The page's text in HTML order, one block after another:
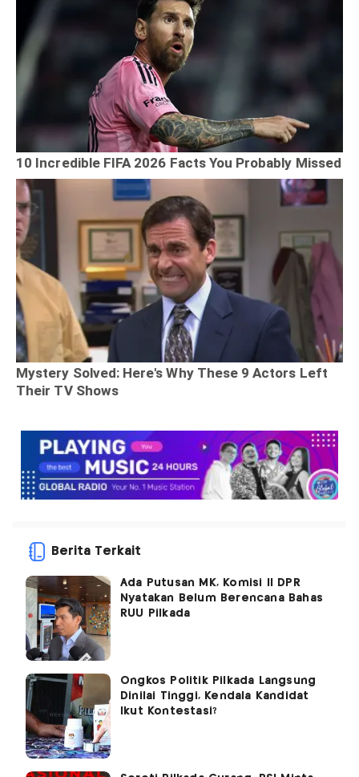
Berita Terkait
Ada Putusan MK, Komisi II DPR
Nyatakan Belum Berencana Bahas
RUU Pilkada
Ongkos Politik Pilkada Langsung
Dinilai Tinggi, Kendala Kandidat
Ikut Kontestasi?